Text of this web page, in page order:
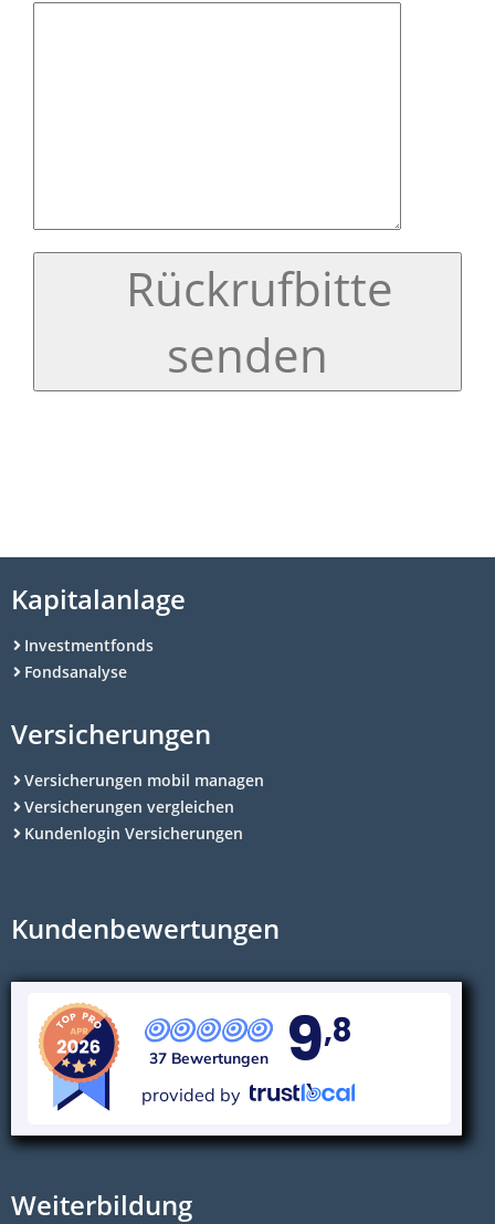
Rückrufbitte
senden
Kapitalanlage
Investmentfonds
Fondsanalyse
Versicherungen
Versicherungen mobil managen
Versicherungen vergleichen
Kundenlogin Versicherungen
Kundenbewertungen
37 Bewertungen 9,8
provided by
Weiterbildung